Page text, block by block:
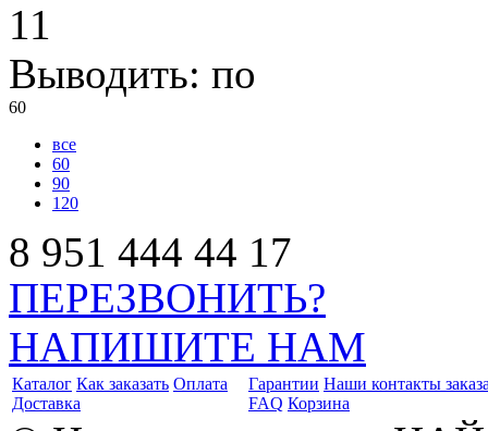
11
Выводить: по
60
все
60
90
120
8 951 444 44 17
ПЕРЕЗВОНИТЬ?
НАПИШИТЕ НАМ
Каталог Как заказать Оплата
Доставка
Гарантии Наши контакты
FAQ Корзина